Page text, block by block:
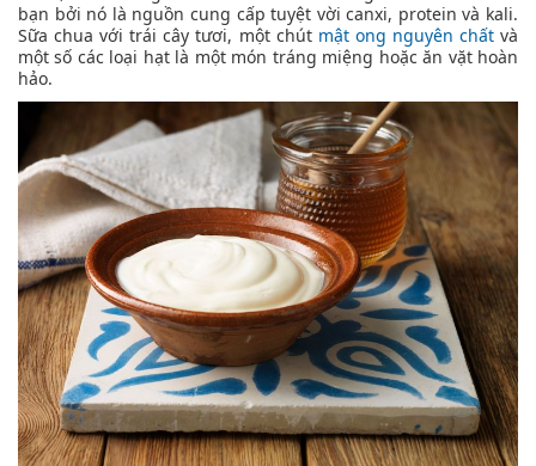
bạn bởi nó là nguồn cung cấp tuyệt vời canxi, protein và kali.
Sữa chua với trái cây tươi, một chút mật ong nguyên chấtvà
một số các loại hạt là một món tráng miệng hoặc ăn vặt hoàn
hảo.